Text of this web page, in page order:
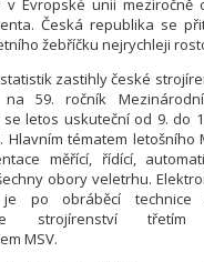
v Evropské unii
Česká republika se
žebříčku nejrychleji
zastihly české
59. ročník
se letos uskuteční od 9. do
Hlavním tématem letošního
měřící, řídící,
obory veletrhu.
po obráběcí technice
strojírenství třetím
MSV.